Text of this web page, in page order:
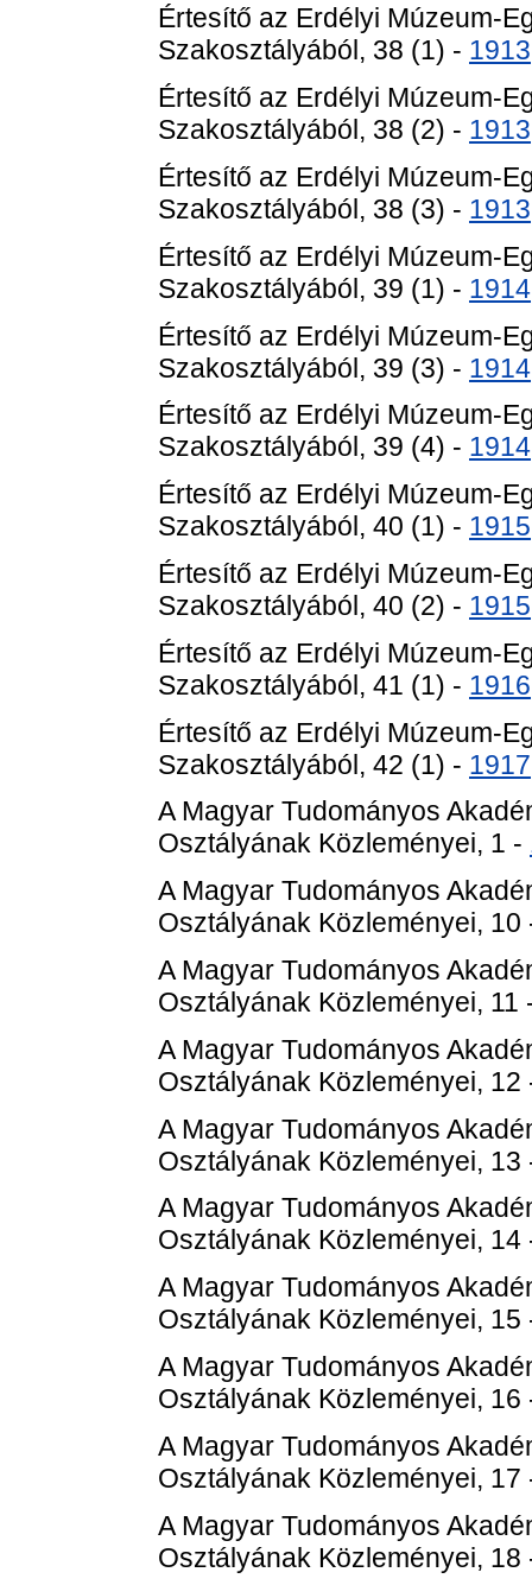
Értesítő az Erdélyi Múzeum-
Szakosztályából, 38 (1) - 1913
Értesítő az Erdélyi Múzeum-
Szakosztályából, 38 (2) - 1913
Értesítő az Erdélyi Múzeum-
Szakosztályából, 38 (3) - 1913
Értesítő az Erdélyi Múzeum-
Szakosztályából, 39 (1) - 1914
Értesítő az Erdélyi Múzeum-
Szakosztályából, 39 (3) - 1914
Értesítő az Erdélyi Múzeum-
Szakosztályából, 39 (4) - 1914
Értesítő az Erdélyi Múzeum-
Szakosztályából, 40 (1) - 1915
Értesítő az Erdélyi Múzeum-
Szakosztályából, 40 (2) - 1915
Értesítő az Erdélyi Múzeum-
Szakosztályából, 41 (1) - 1916
Értesítő az Erdélyi Múzeum-
Szakosztályából, 42 (1) - 1917
A Magyar Tudományos
Osztályának Közleményei, 1 -
A Magyar Tudományos
Osztályának Közleményei,
A Magyar Tudományos
Osztályának Közleményei, 11
A Magyar Tudományos
Osztályának Közleményei,
A Magyar Tudományos
Osztályának Közleményei,
A Magyar Tudományos
Osztályának Közleményei,
A Magyar Tudományos
Osztályának Közleményei,
A Magyar Tudományos
Osztályának Közleményei,
A Magyar Tudományos
Osztályának Közleményei,
A Magyar Tudományos
Osztályának Közleményei,